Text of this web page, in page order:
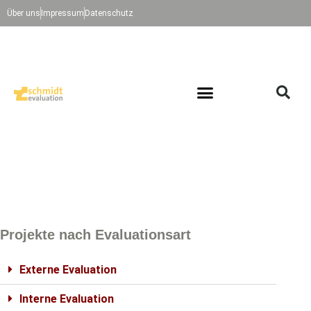
Über uns Impressum Datenschutz
Projekte nach Evaluationsart
Externe Evaluation
Interne Evaluation